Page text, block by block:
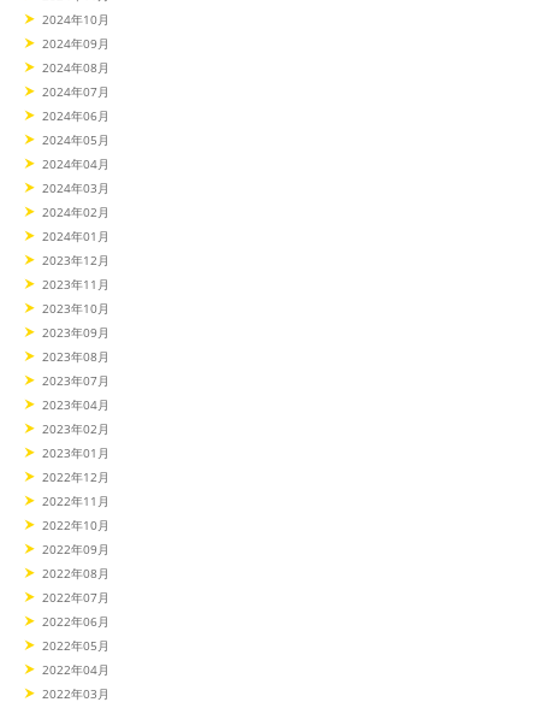
2024年10月
2024年09月
2024年08月
2024年07月
2024年06月
2024年05月
2024年04月
2024年03月
2024年02月
2024年01月
2023年12月
2023年11月
2023年10月
2023年09月
2023年08月
2023年07月
2023年04月
2023年02月
2023年01月
2022年12月
2022年11月
2022年10月
2022年09月
2022年08月
2022年07月
2022年06月
2022年05月
2022年04月
2022年03月